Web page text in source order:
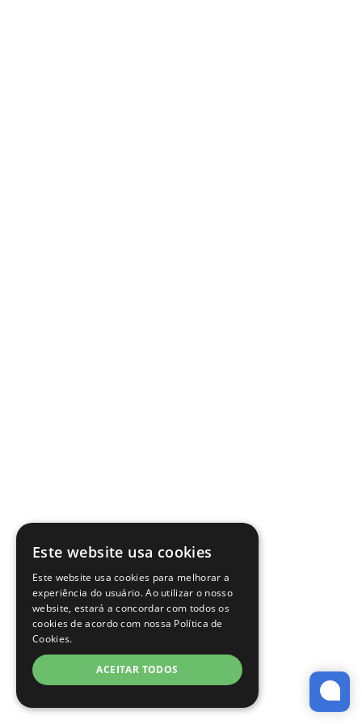
Este website usa cookies
Este website usa cookies para melhorar a
experiência do usuário. Ao utilizar o nosso
website, estará a concordar com todos os
cookies de acordo com nossa Política de
Cookies.
ACEITAR TODOS